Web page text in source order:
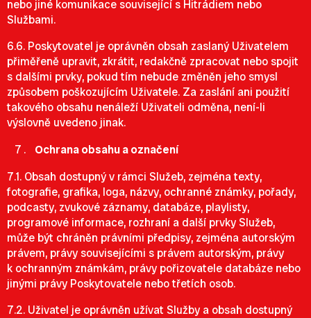
nebo jiné komunikace související s Hitrádiem nebo
Službami.
6.6. Poskytovatel je oprávněn obsah zaslaný Uživatelem
přiměřeně upravit, zkrátit, redakčně zpracovat nebo spojit
s dalšími prvky, pokud tím nebude změněn jeho smysl
způsobem poškozujícím Uživatele. Za zaslání ani použití
takového obsahu nenáleží Uživateli odměna, není-li
výslovně uvedeno jinak.
Ochrana obsahu a označení
7.1. Obsah dostupný v rámci Služeb, zejména texty,
fotografie, grafika, loga, názvy, ochranné známky, pořady,
podcasty, zvukové záznamy, databáze, playlisty,
programové informace, rozhraní a další prvky Služeb,
může být chráněn právními předpisy, zejména autorským
právem, právy souvisejícími s právem autorským, právy
k ochranným známkám, právy pořizovatele databáze nebo
jinými právy Poskytovatele nebo třetích osob.
7.2. Uživatel je oprávněn užívat Služby a obsah dostupný